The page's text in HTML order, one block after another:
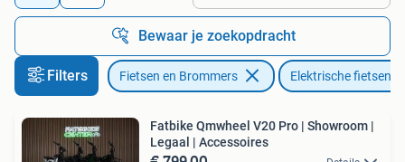
Bewaar je zoekopdracht
Filters Fietsen en Brommers Elektrische fietsen
Fatbike Qmwheel V20 Pro | Showroom |
Legaal | Accessoires